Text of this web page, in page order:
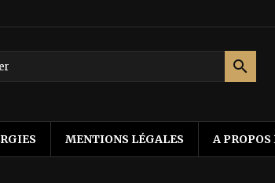

MENTIONS LÉGALES A PROPOS